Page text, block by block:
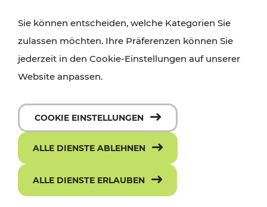
Sie können entscheiden, welche Kategorien Sie
zulassen möchten. Ihre Präferenzen können Sie
jederzeit in den Cookie-Einstellungen auf unserer
Website anpassen.
COOKIE EINSTELLUNGEN
ALLE DIENSTE ABLEHNEN
ALLE DIENSTE ERLAUBEN